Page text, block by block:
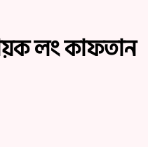
লং কাফতান